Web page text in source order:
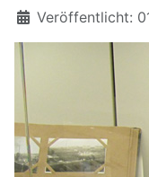
Details
Veröffentlicht: